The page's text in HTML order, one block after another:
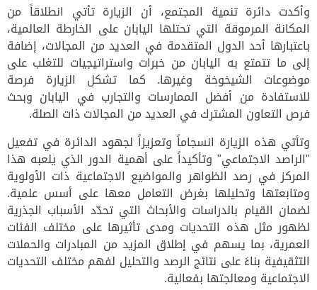
وأكدت دائرة تنمية المجتمع، أن الزيارة تأتي انطلاقاً من
المكانة المرموقة التي تحتلها اليابان على الخارطة العالمية،
باعتبارها أحد الدول المتقدمة في العديد من المجالات، إضافة
إلى ما تتمتع به اليابان من خبرات واستراتيجيات للتغلب على
موضوعات الشيخوخة وغيرها. كما تشكل الزيارة فرصة
للاستفادة من أفضل الممارسات والتجارب في اليابان وبحث
فرص التعاون المشترك في العديد من المجالات ذات الصلة.
وتأتي هذه الزيارة انسجاماً وتعزيزاً لجهود الدائرة في تفعيل
"الراصد الاجتماعي" وتأكيداً على أهمية الدور الذي يلعبه هذا
المركز في رصد الظواهر والمواضيع الاجتماعية ذات الأولوية
ومتابعتها وتحليلها بغرض التعامل معها على أسس علمية.
لضمان القيام بالدراسات والأبحاث التي تحدّد الأسباب الجذرية
لظهور مثل هذه التحديات ومدى تأثيرها على مختلف الفئات
العمرية، بما يسهم في إطلاق المزيد من المبادرات والحملات
التثقيفية بناءً على نتائج الرصد والتحليل لفهم مختلف التحديات
الاجتماعية ومعالجتها بفعالية.